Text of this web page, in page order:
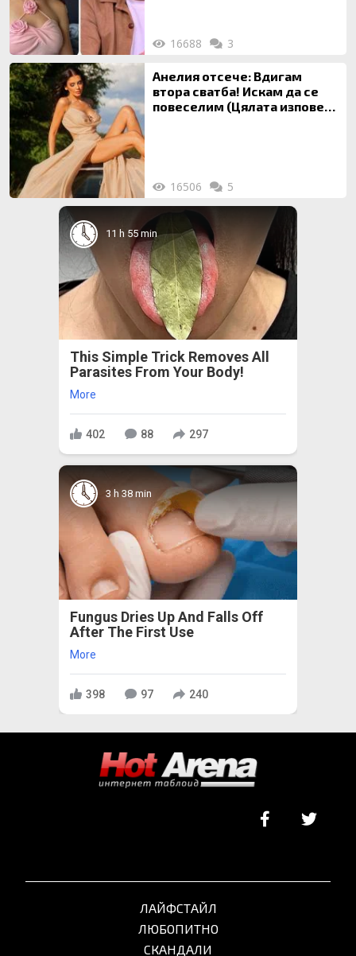
16688 3
Анелия отсече: Вдигам
втора сватба! Искам да се
повеселим (Цялата изповед
16506 5
11 h 55 min
This Simple Trick Removes All
Parasites From Your Body!
More
402 88 297
3 h 38 min
Fungus Dries Up And Falls Off
After The First Use
More
398 97 240
ЛАЙФСТАЙЛ
ЛЮБОПИТНО
СКАНДАЛИ